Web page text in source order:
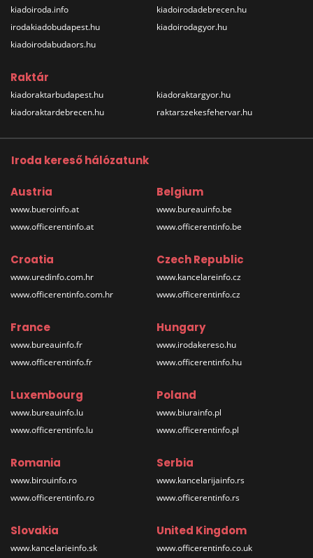
kiadoiroda.info
irodakiadobudapest.hu
kiadoirodabudaors.hu
kiadoirodadebrecen.hu
kiadoirodagyor.hu
Raktár
kiadoraktarbudapest.hu
kiadoraktardebrecen.hu
kiadoraktargyor.hu
raktarszekesfehervar.hu
Iroda kereső hálózatunk
Austria
www.bueroinfo.at
www.officerentinfo.at
Belgium
www.bureauinfo.be
www.officerentinfo.be
Croatia
www.uredinfo.com.hr
www.officerentinfo.com.hr
Czech Republic
www.kancelareinfo.cz
www.officerentinfo.cz
France
www.bureauinfo.fr
www.officerentinfo.fr
Hungary
www.irodakereso.hu
www.officerentinfo.hu
Luxembourg
www.bureauinfo.lu
www.officerentinfo.lu
Poland
www.biurainfo.pl
www.officerentinfo.pl
Romania
www.birouinfo.ro
www.officerentinfo.ro
Serbia
www.kancelarijainfo.rs
www.officerentinfo.rs
Slovakia
www.kancelarieinfo.sk
United Kingdom
www.officerentinfo.co.uk